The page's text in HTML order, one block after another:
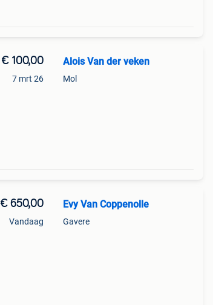
€ 100,00
7 mrt 26
Alois Van der veken
Mol
€ 650,00
Vandaag
Evy Van Coppenolle
Gavere